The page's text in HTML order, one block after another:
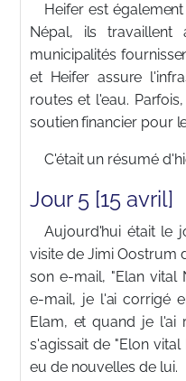
Heifer est
Népal, ils travaillent
municipalités
et Heifer assure
routes et l'eau.
soutien financier pour
C'était un résumé
Jour 5 [15 avril]
Aujourd'hui était le
visite de Jimi Oostrum
son e-mail, "Elan vital
e-mail, je l'ai corrigé
Elam, et quand je l'ai
s'agissait de "Elon vital
eu de nouvelles de lui.